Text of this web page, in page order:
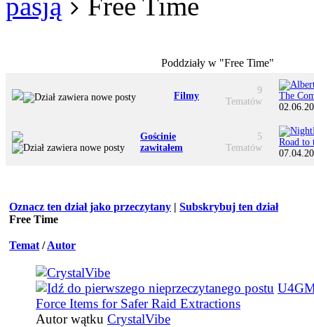
Poddziały w "Free Time"
Filmy
9
Tematów
The
Gościnie
zawitałem
5
Tematów
Road to
Oznacz ten dział jako przeczytany | Subskrybuj ten dział
Free Time
Temat /Autor
Force Items for Safer Raid Extractions
Autor wątku CrystalVibe